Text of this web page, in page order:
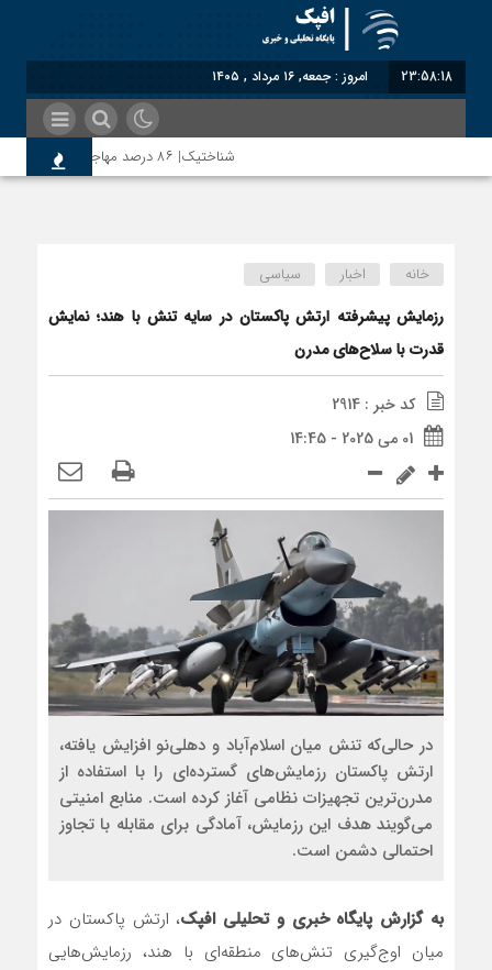
23:58:18 امروز : جمعه, ۱۶ مرداد , ۱۴۰۵
شناختیک| ۸۶ درصد مهاجران حامی ایران در جنگ؛ ۷۵ درصد مهاجران دولت چهاردهم را خیرخواه خود نمی‌دانند
مذاکره تحمیلی، جنگ تحمیلی، صلح تحمیلی را
خانه اخبار سیاسی
رزمایش پیشرفته ارتش پاکستان در سایه تنش با هند؛ نمایش
قدرت با سلاح‌های مدرن
کد خبر : 2914
01 می 2025 - 14:45
در حالی‌که تنش میان اسلام‌آباد و دهلی‌نو افزایش یافته،
ارتش پاکستان رزمایش‌های گسترده‌ای را با استفاده از
مدرن‌ترین تجهیزات نظامی آغاز کرده است. منابع امنیتی
می‌گویند هدف این رزمایش، آمادگی برای مقابله با تجاوز
احتمالی دشمن است.
به گزارش پایگاه خبری و تحلیلی افپک، ارتش پاکستان در
میان اوج‌گیری تنش‌های منطقه‌ای با هند، رزمایش‌هایی